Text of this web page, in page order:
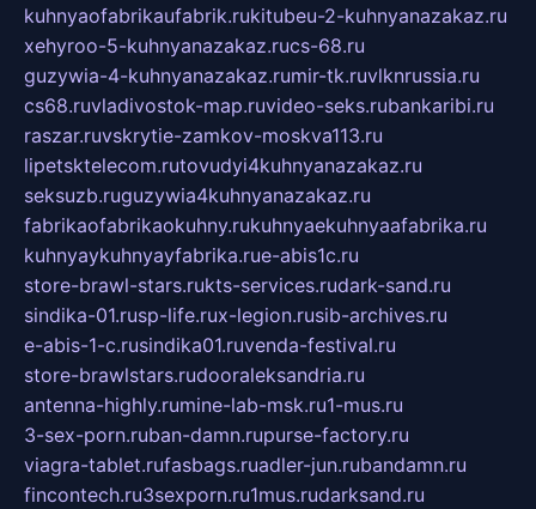
kuhnyaofabrikaufabrik.rukitubeu-2-kuhnyanazakaz.ru
xehyroo-5-kuhnyanazakaz.rucs-68.ru
guzywia-4-kuhnyanazakaz.rumir-tk.ruvlknrussia.ru
cs68.ruvladivostok-map.ruvideo-seks.rubankaribi.ru
raszar.ruvskrytie-zamkov-moskva113.ru
lipetsktelecom.rutovudyi4kuhnyanazakaz.ru
seksuzb.ruguzywia4kuhnyanazakaz.ru
fabrikaofabrikaokuhny.rukuhnyaekuhnyaafabrika.ru
kuhnyaykuhnyayfabrika.rue-abis1c.ru
store-brawl-stars.rukts-services.rudark-sand.ru
sindika-01.rusp-life.rux-legion.rusib-archives.ru
e-abis-1-c.rusindika01.ruvenda-festival.ru
store-brawlstars.rudooraleksandria.ru
antenna-highly.rumine-lab-msk.ru1-mus.ru
3-sex-porn.ruban-damn.rupurse-factory.ru
viagra-tablet.rufasbags.ruadler-jun.rubandamn.ru
fincontech.ru3sexporn.ru1mus.rudarksand.ru